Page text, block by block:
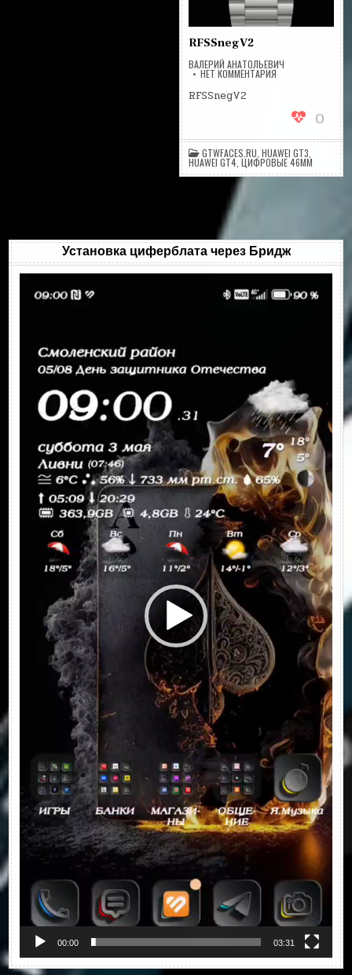
RFSSnegV2
ВАЛЕРИЙ АНАТОЛЬЕВИЧ
НЕТ КОММЕНТАРИЯНА
RFSSnegV2
0
GTWFACES.RU ,HUAWEI GT3
HUAWEI GT4 ,ЦИФРОВЫЕ 46MM
Установка циферблата через Бридж
00:00 03:31